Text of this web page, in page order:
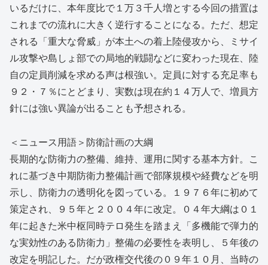
いるだけに、本年度比で１万３千人増とする今回の措置は
これまでの流れに大きく逆行することになる。ただ、想定
される「重大な脅威」が本土への着上陸侵攻から、ミサイ
ル攻撃や島しょ部での局地的戦闘などに変わった現在、陸
自の定員削減を求める声は根強い。定員に対する充足率も
９２・７％にとどまり、実数は現在約１４万人で、増員方
針には強い異論が出ることも予想される。
＜ニュース用語＞防衛計画の大綱
長期的な防衛力の整備、維持、運用に関する基本方針。こ
れに基づき中期防衛力整備計画で部隊規模や経費などを明
示し、防衛力の透明化を図っている。１９７６年に初めて
策定され、９５年と２００４年に改定。０４年大綱は０１
年に起きた米中枢同時テロ発生を踏まえ「多機能で弾力的
な実効性のある防衛力」整備の必要性を表明し、５年後の
改定を明記した。だが政権交代後の０９年１０月、当時の